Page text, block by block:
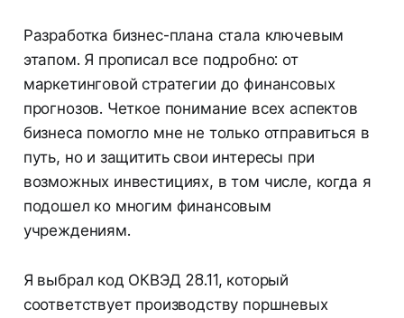
Разработка бизнес-плана стала ключевым
этапом. Я прописал все подробно: от
маркетинговой стратегии до финансовых
прогнозов. Четкое понимание всех аспектов
бизнеса помогло мне не только отправиться в
путь, но и защитить свои интересы при
возможных инвестициях, в том числе, когда я
подошел ко многим финансовым
учреждениям.
Я выбрал код ОКВЭД 28.11, который
соответствует производству поршневых